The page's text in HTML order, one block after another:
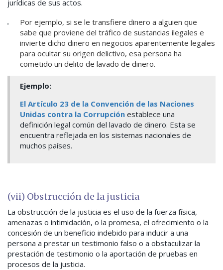
jurídicas de sus actos.
Por ejemplo, si se le transfiere dinero a alguien que
sabe que proviene del tráfico de sustancias ilegales e
invierte dicho dinero en negocios aparentemente legales
para ocultar su origen delictivo, esa persona ha
cometido un delito de lavado de dinero.
Ejemplo:
El Artículo 23 de la Convención de las Naciones
Unidas contra la Corrupción establece una
definición legal común del lavado de dinero. Esta se
encuentra reflejada en los sistemas nacionales de
muchos países.
(vii) Obstrucción de la justicia
La obstrucción de la justicia es el uso de la fuerza física,
amenazas o intimidación, o la promesa, el ofrecimiento o la
concesión de un beneficio indebido para inducir a una
persona a prestar un testimonio falso o a obstaculizar la
prestación de testimonio o la aportación de pruebas en
procesos de la justicia.